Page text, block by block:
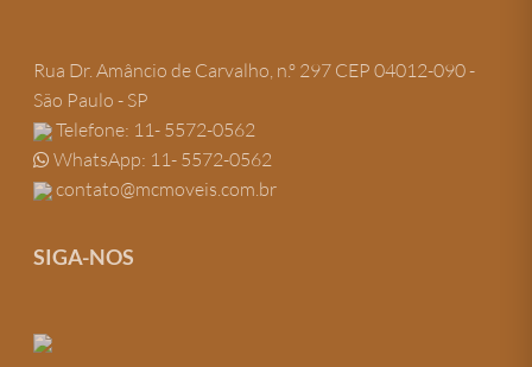
Rua Dr. Amâncio de Carvalho, n.º 297 CEP 04012-090 -
São Paulo - SP
Telefone: 11- 5572-0562
WhatsApp: 11- 5572-0562
contato@mcmoveis.com.br
SIGA-NOS